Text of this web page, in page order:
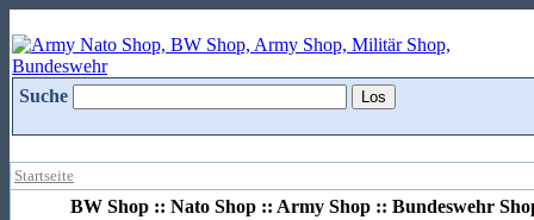
Suche
Startseite
BW Shop :: Nato Shop :: Army Shop :: Bundeswehr